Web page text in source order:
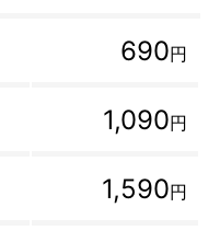
690円
1,090円
1,590円